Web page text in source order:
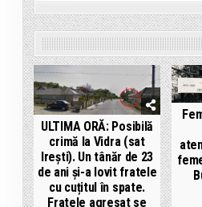
ULTIMA ORĂ: Posibilă
crimă la Vidra (sat
Irești). Un tânăr de 23
de ani și-a lovit fratele
cu cuțitul în spate.
Fratele agresat se